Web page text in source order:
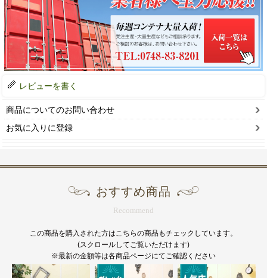
レビューを書く
商品についてのお問い合わせ
お気に入りに登録
おすすめ商品
Recommend
この商品を購入された方はこちらの商品もチェックしています。
(スクロールしてご覧いただけます)
※最新の金額等は各商品ページにてご確認ください